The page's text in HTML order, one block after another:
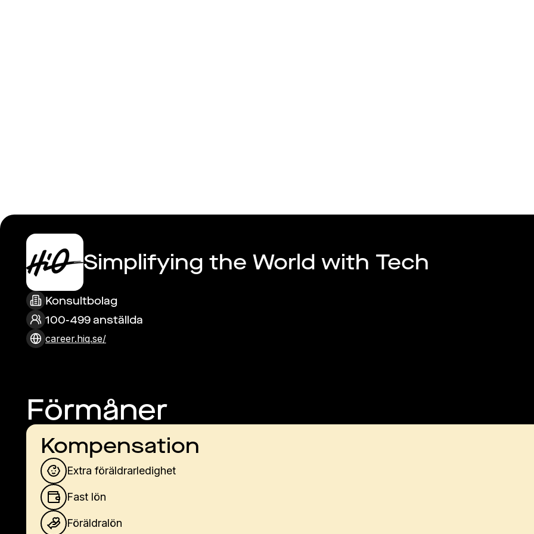
Simplifying the World with Tech
Konsultbolag
100-499 anställda
career.hiq.se/
Förmåner
Kompensation
Extra föräldrarledighet
Fast lön
Föräldralön